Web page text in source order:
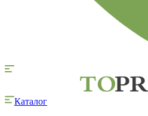
Каталог